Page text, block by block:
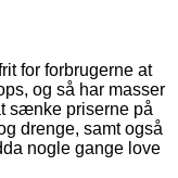
for forbrugerne at
og så har masser
sænke priserne på
drenge, samt også
nogle gange love